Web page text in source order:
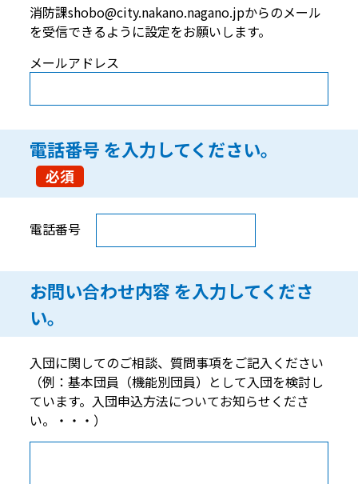
消防課shobo@city.nakano.nagano.jpからのメール
を受信できるように設定をお願いします。
メールアドレス
電話番号 を入力してください。
必須
電話番号
お問い合わせ内容 を入力してくださ
い。
入団に関してのご相談、質問事項をご記入ください
（例：基本団員（機能別団員）として入団を検討し
ています。入団申込方法についてお知らせくださ
い。・・・）